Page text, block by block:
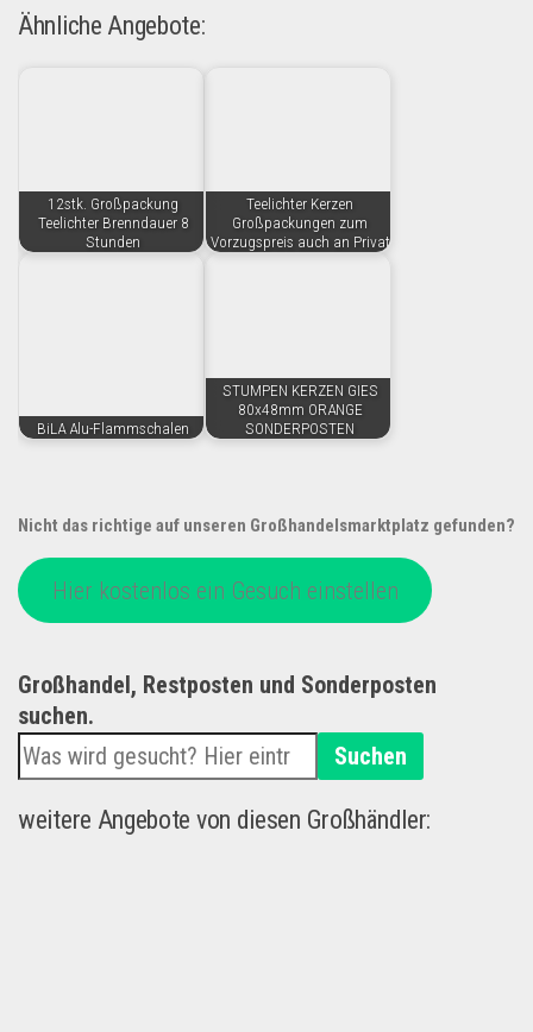
Ähnliche Angebote:
12stk. Großpackung
Teelichter Brenndauer 8
Stunden
Teelichter Kerzen
Großpackungen zum
Vorzugspreis auch an Privat
BiLA Alu-Flammschalen
STUMPEN KERZEN GIES
80x48mm ORANGE
SONDERPOSTEN
Nicht das richtige auf unseren Großhandelsmarktplatz gefunden?
Hier kostenlos ein Gesuch einstellen
Großhandel, Restposten und Sonderposten
suchen.
Suchen
weitere Angebote von diesen Großhändler: